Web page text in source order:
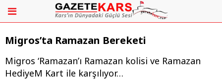
Migros’ta Ramazan Bereketi
Migros ‘Ramazan’ı Ramazan kolisi ve Ramazan
HediyeM Kart ile karşılıyor…